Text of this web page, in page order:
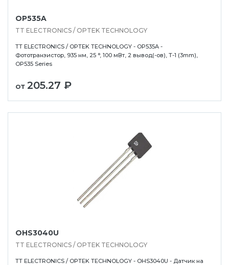
OP535A
TT ELECTRONICS / OPTEK TECHNOLOGY
TT ELECTRONICS / OPTEK TECHNOLOGY - OP535A -
Фототранзистор, 935 нм, 25 °, 100 мВт, 2 вывод(-ов), T-1 (3mm),
OP535 Series
от 205.27 ₽
OHS3040U
TT ELECTRONICS / OPTEK TECHNOLOGY
TT ELECTRONICS / OPTEK TECHNOLOGY - OHS3040U - Датчик на